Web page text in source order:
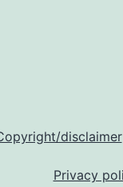
disclaimer
Privacy